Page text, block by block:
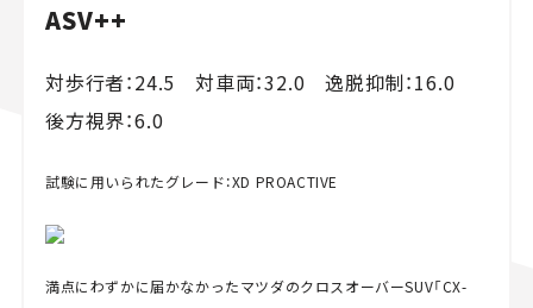
ASV++
対歩行者：24.5 対車両：32.0 逸脱抑制：16.0
後方視界：6.0
試験に用いられたグレード：XD PROACTIVE
満点にわずかに届かなかったマツダのクロスオーバーSUV「CX-